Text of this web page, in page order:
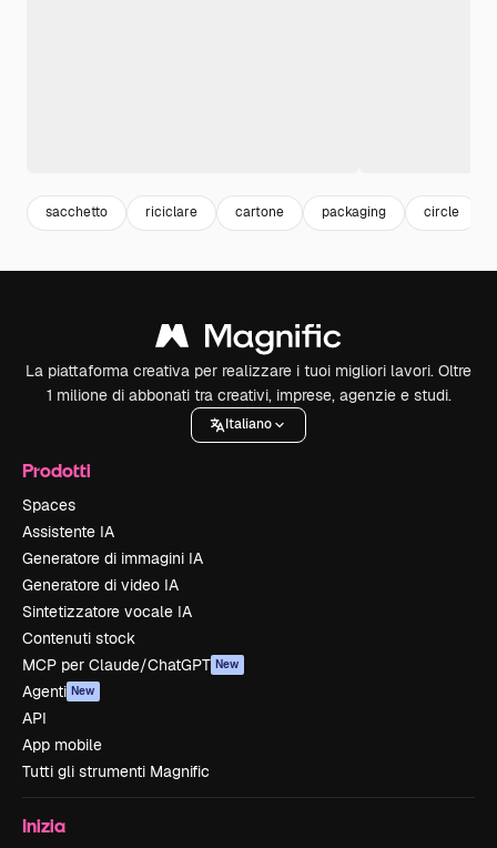
sacchetto riciclare cartone packaging circle
La piattaforma creativa per realizzare i tuoi migliori lavori. Oltre
1 milione di abbonati tra creativi, imprese, agenzie e studi.
Italiano
Prodotti
Spaces
Assistente IA
Generatore di immagini IA
Generatore di video IA
Sintetizzatore vocale IA
Contenuti stock
MCP per Claude/ChatGPT New
Agenti New
API
App mobile
Tutti gli strumenti Magnific
Inizia